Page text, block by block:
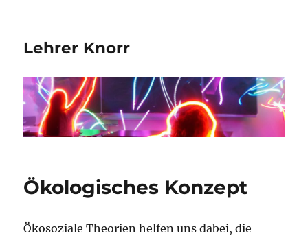
Lehrer Knorr
Ökologisches Konzept
Ökosoziale Theorien helfen uns dabei, die